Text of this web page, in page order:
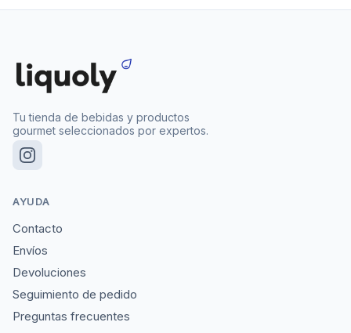
Tu tienda de bebidas y productos
gourmet seleccionados por expertos.
AYUDA
Contacto
Envíos
Devoluciones
Seguimiento de pedido
Preguntas frecuentes